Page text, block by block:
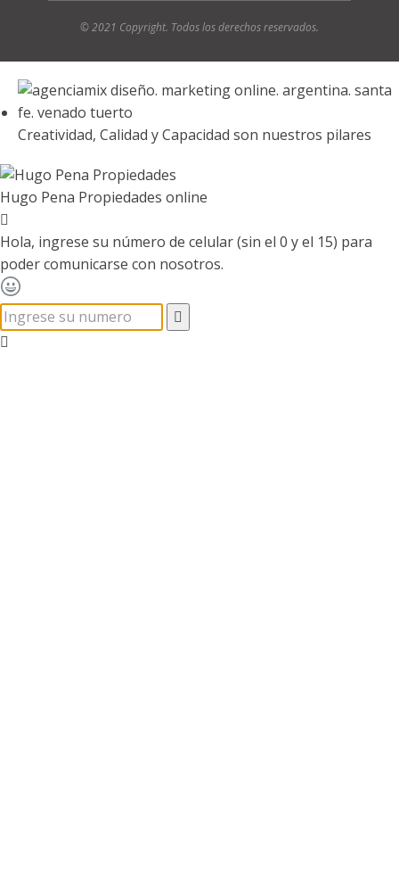
© 2021 Copyright. Todos los derechos reservados.
Creatividad, Calidad y Capacidad son nuestros pilares
Hugo Pena Propiedades online
Hola, ingrese su número de celular (sin el 0 y el 15) para
poder comunicarse con nosotros.